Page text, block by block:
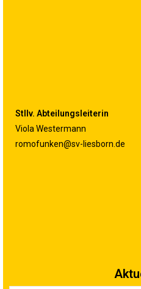
Stllv. Abteilungsleiterin
Viola Westermann
romofunken@sv-liesborn.de